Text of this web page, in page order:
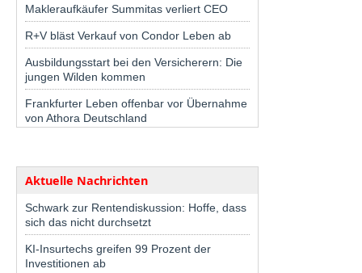
Makleraufkäufer Summitas verliert CEO
R+V bläst Verkauf von Condor Leben ab
Ausbildungsstart bei den Versicherern: Die
jungen Wilden kommen
Frankfurter Leben offenbar vor Übernahme
von Athora Deutschland
Aktuelle Nachrichten
Schwark zur Rentendiskussion: Hoffe, dass
sich das nicht durchsetzt
KI-Insurtechs greifen 99 Prozent der
Investitionen ab